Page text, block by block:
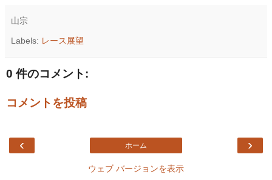
山宗
Labels: レース展望
0 件のコメント:
コメントを投稿
‹ ›
ホーム
ウェブ バージョンを表示